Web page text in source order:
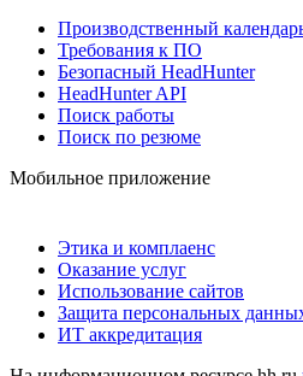
Производственный
Требования к ПО
Безопасный HeadHunter
HeadHunter API
Поиск работы
Поиск по резюме
Мобильное приложение
Этика и комплаенс
Оказание услуг
Использование сайтов
Защита персональных
ИТ аккредитация